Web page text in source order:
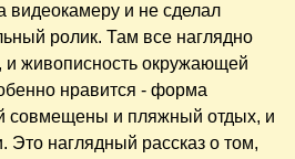
видеокамеру и не сделал
ролик. Там все наглядно
и живописность окружающей
нравится - форма
совмещены и пляжный отдых, и
Это наглядный рассказ о том,